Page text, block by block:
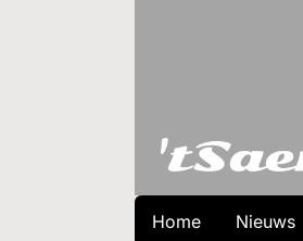
Home Nieuws